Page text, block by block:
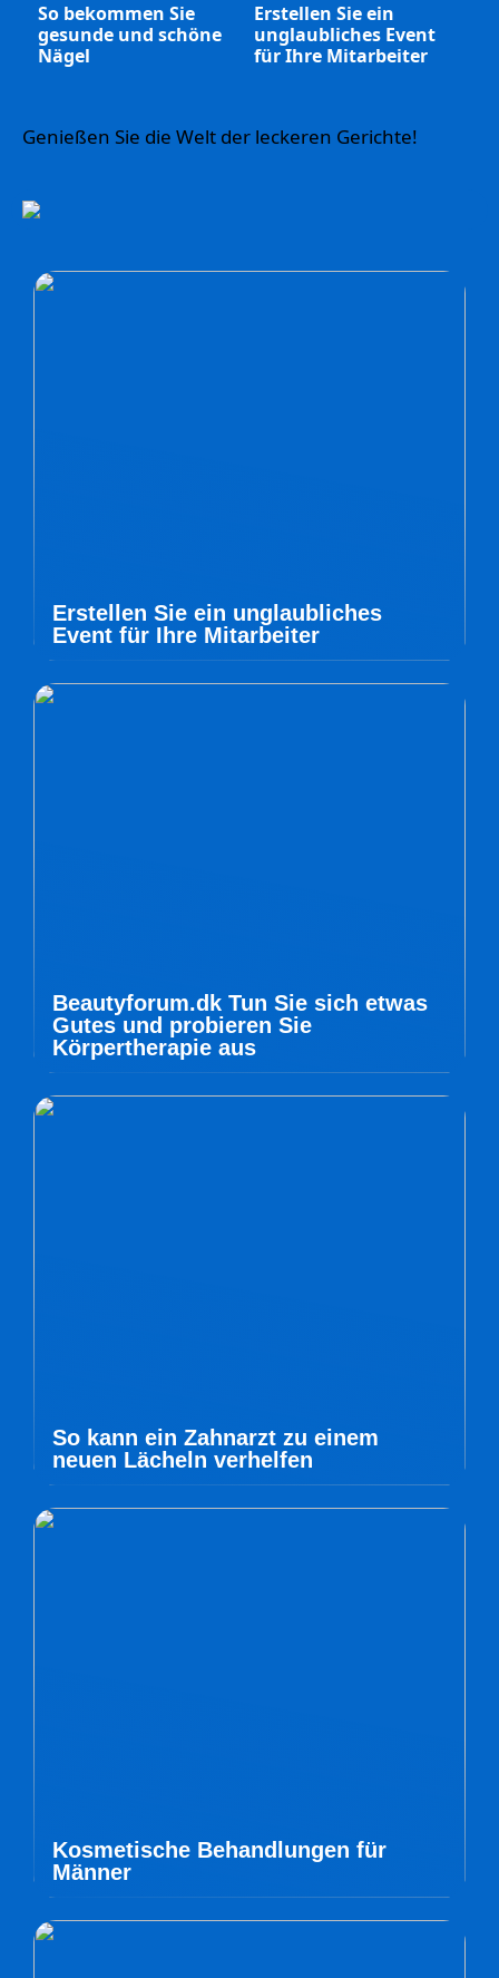
So bekommen Sie
gesunde und schöne
Nägel
Erstellen Sie ein
unglaubliches Event
für Ihre Mitarbeiter
Genießen Sie die Welt der leckeren Gerichte!
Erstellen Sie ein unglaubliches
Event für Ihre Mitarbeiter
Beautyforum.dk Tun Sie sich etwas
Gutes und probieren Sie
Körpertherapie aus
So kann ein Zahnarzt zu einem
neuen Lächeln verhelfen
Kosmetische Behandlungen für
Männer